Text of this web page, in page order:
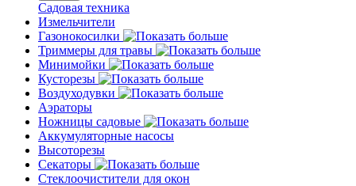
Садовая техника
Измельчители
Газонокосилки
Триммеры для травы
Минимойки
Кусторезы
Воздуходувки
Аэраторы
Ножницы садовые
Аккумуляторные насосы
Высоторезы
Секаторы
Стеклоочистители для окон